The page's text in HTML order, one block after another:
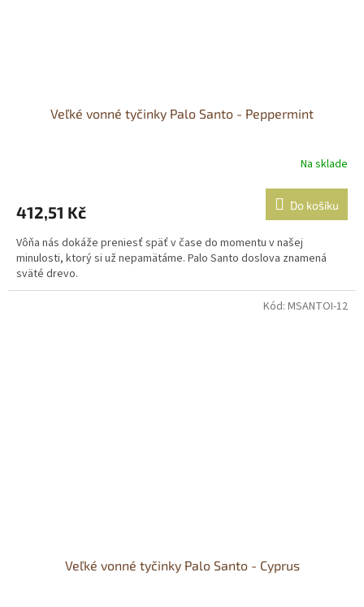
Veľké vonné tyčinky Palo Santo - Peppermint
Na sklade
412,51 Kč Do košíku
Vôňa nás dokáže preniesť späť v čase do momentu v našej
minulosti, ktorý si už nepamätáme. Palo Santo doslova znamená
sväté drevo.
Veľké vonné tyčinky Palo Santo - Cyprus
Kód: MSANTOI-12